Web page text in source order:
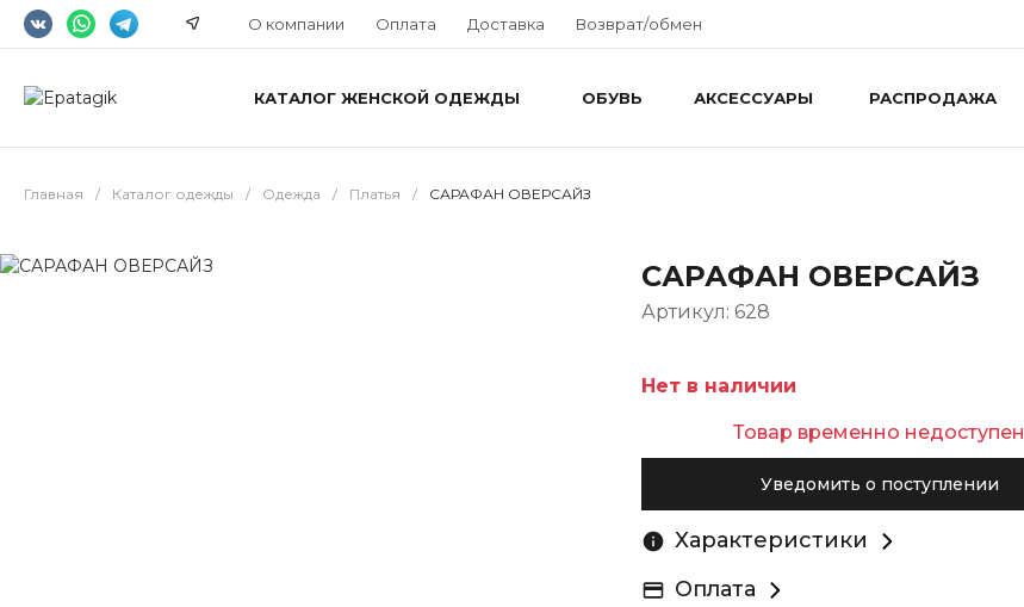
О компании Оплата Доставка Возврат/обмен
КАТАЛОГ ЖЕНСКОЙ ОДЕЖДЫ ОБУВЬ АКСЕССУАРЫ РАСПРОДАЖА
Главная / Каталог одежды / Одежда / Платья / САРАФАН ОВЕРСАЙЗ
САРАФАН ОВЕРСАЙЗ
Артикул: 628
Нет в наличии
Товар временно недоступен
Уведомить о поступлении
Характеристики
Оплата